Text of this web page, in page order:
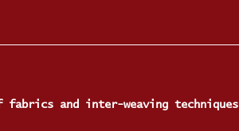
and inter-weaving techniques